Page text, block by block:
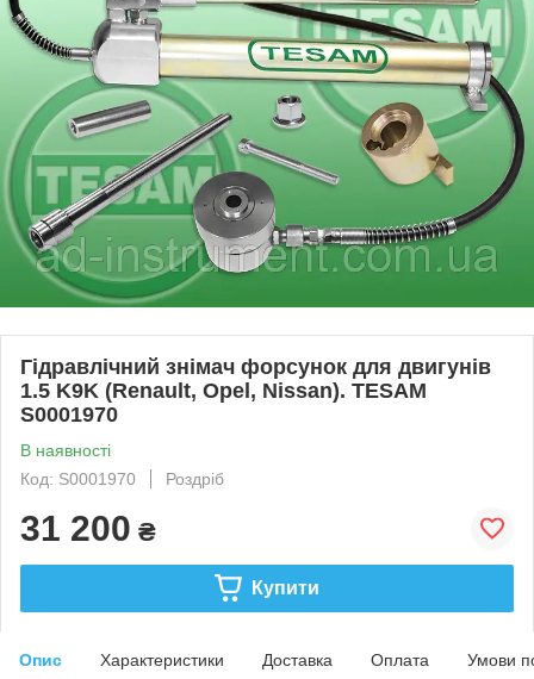
Гідравлічний знімач форсунок для двигунів
1.5 K9K (Renault, Opel, Nissan). TESAM
S0001970
В наявності
Код: S0001970
Роздріб
31 200 ₴
Купити
Опис Характеристики Доставка Оплата Умови